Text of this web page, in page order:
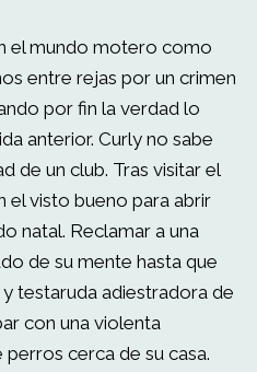
el mundo motero como
entre rejas por un crimen
por fin la verdad lo
anterior. Curly no sabe
de un club. Tras visitar el
el visto bueno para abrir
natal. Reclamar a una
de su mente hasta que
testaruda adiestradora de
con una violenta
cerca de su casa.